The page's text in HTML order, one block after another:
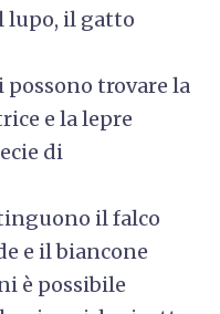
lupo, il gatto
trovare la
e la lepre
di
il falco
e il biancone
è possibile